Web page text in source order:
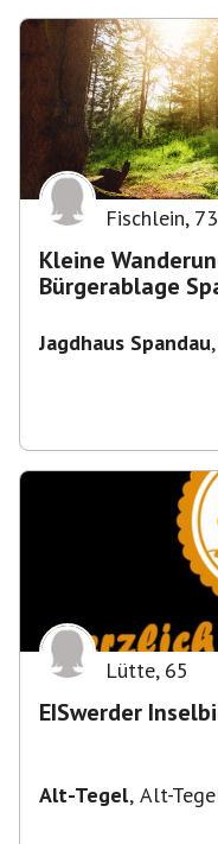
Fischlein, 73
Kleine
Jagdhaus Spandau,
Lütte, 65
EISwerder
Alt-Tegel, Alt-